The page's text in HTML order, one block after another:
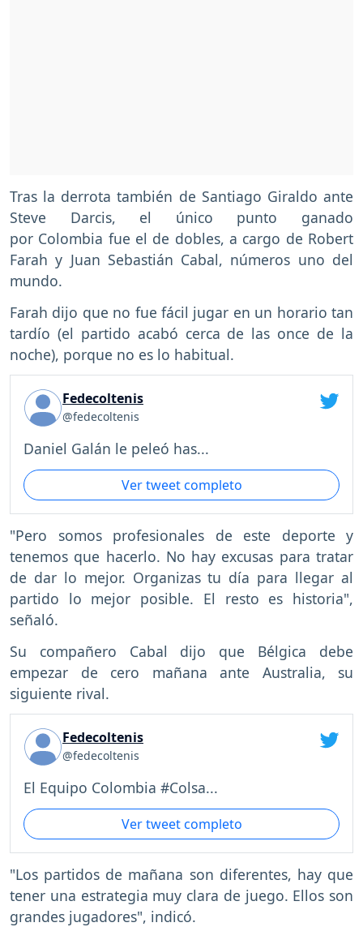
Tras la derrota también de Santiago Giraldo ante
Steve Darcis, el único punto ganado
por Colombia fue el de dobles, a cargo de Robert
Farah y Juan Sebastián Cabal, números uno del
mundo.
Farah dijo que no fue fácil jugar en un horario tan
tardío (el partido acabó cerca de las once de la
noche), porque no es lo habitual.
Fedecoltenis
@fedecoltenis
Daniel Galán le peleó has...
Ver tweet completo
"Pero somos profesionales de este deporte y
tenemos que hacerlo. No hay excusas para tratar
de dar lo mejor. Organizas tu día para llegar al
partido lo mejor posible. El resto es historia",
señaló.
Su compañero Cabal dijo que Bélgica debe
empezar de cero mañana ante Australia, su
siguiente rival.
Fedecoltenis
@fedecoltenis
El Equipo Colombia #Colsa...
Ver tweet completo
"Los partidos de mañana son diferentes, hay que
tener una estrategia muy clara de juego. Ellos son
grandes jugadores", indicó.